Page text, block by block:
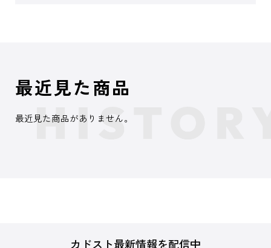
最近見た商品
最近見た商品がありません。
カドスト最新情報を配信中